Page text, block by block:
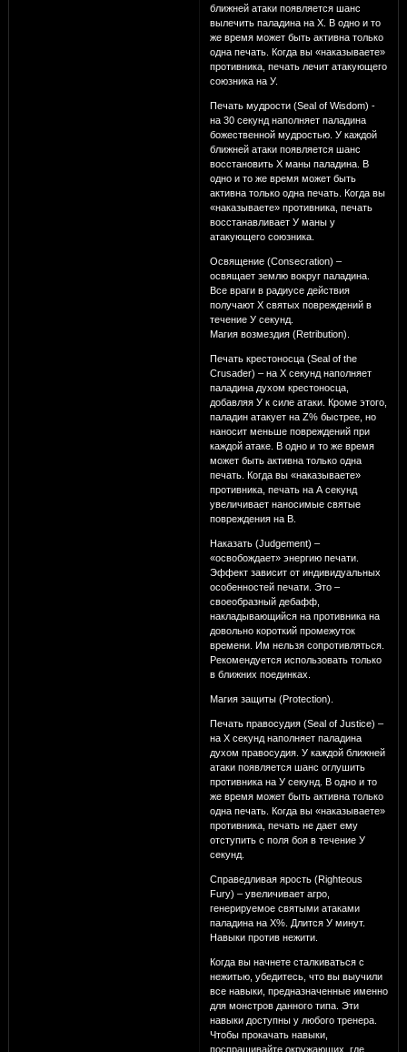
ближней атаки появляется шанс
вылечить паладина на Х. В одно и то
же время может быть активна только
одна печать. Когда вы «наказываете»
противника, печать лечит атакующего
союзника на У.
Печать мудрости (Seal of Wisdom) -
на 30 секунд наполняет паладина
божественной мудростью. У каждой
ближней атаки появляется шанс
восстановить Х маны паладина. В
одно и то же время может быть
активна только одна печать. Когда вы
«наказываете» противника, печать
восстанавливает У маны у
атакующего союзника.
Освящение (Consecration) –
освящает землю вокруг паладина.
Все враги в радиусе действия
получают Х святых повреждений в
течение У секунд.
Магия возмездия (Retribution).
Печать крестоносца (Seal of the
Crusader) – на Х секунд наполняет
паладина духом крестоносца,
добавляя У к силе атаки. Кроме этого,
паладин атакует на Z% быстрее, но
наносит меньше повреждений при
каждой атаке. В одно и то же время
может быть активна только одна
печать. Когда вы «наказываете»
противника, печать на А секунд
увеличивает наносимые святые
повреждения на В.
Наказать (Judgement) –
«освобождает» энергию печати.
Эффект зависит от индивидуальных
особенностей печати. Это –
своеобразный дебафф,
накладывающийся на противника на
довольно короткий промежуток
времени. Им нельзя сопротивляться.
Рекомендуется использовать только
в ближних поединках.
Магия защиты (Protection).
Печать правосудия (Seal of Justice) –
на Х секунд наполняет паладина
духом правосудия. У каждой ближней
атаки появляется шанс оглушить
противника на У секунд. В одно и то
же время может быть активна только
одна печать. Когда вы «наказываете»
противника, печать не дает ему
отступить с поля боя в течение У
секунд.
Справедливая ярость (Righteous
Fury) – увеличивает агро,
генерируемое святыми атаками
паладина на Х%. Длится У минут.
Навыки против нежити.
Когда вы начнете сталкиваться с
нежитью, убедитесь, что вы выучили
все навыки, предназначенные именно
для монстров данного типа. Эти
навыки доступны у любого тренера.
Чтобы прокачать навыки,
поспрашивайте окружающих, где